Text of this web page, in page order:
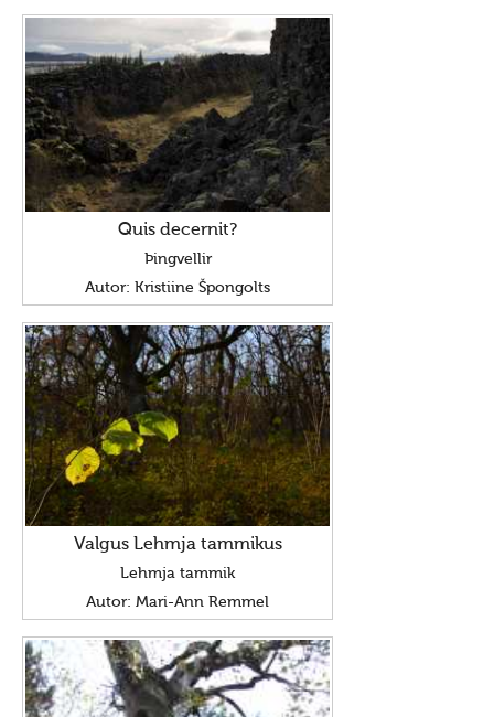
Quis decernit?
Þingvellir
Autor: Kristiine Špongolts
Valgus Lehmja tammikus
Lehmja tammik
Autor: Mari-Ann Remmel